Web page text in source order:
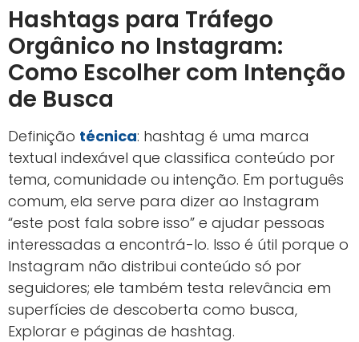
Hashtags para Tráfego
Orgânico no Instagram:
Como Escolher com Intenção
de Busca
Definição técnica: hashtag é uma marca
textual indexável que classifica conteúdo por
tema, comunidade ou intenção. Em português
comum, ela serve para dizer ao Instagram
“este post fala sobre isso” e ajudar pessoas
interessadas a encontrá-lo. Isso é útil porque o
Instagram não distribui conteúdo só por
seguidores; ele também testa relevância em
superfícies de descoberta como busca,
Explorar e páginas de hashtag.